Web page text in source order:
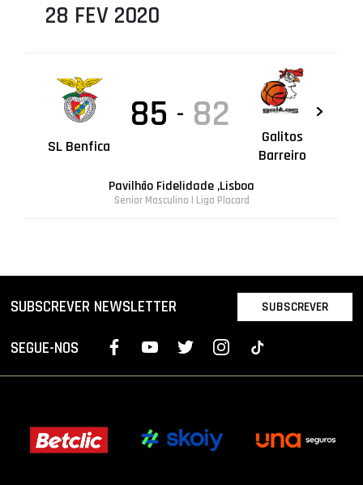
28 FEV 2020
SL Benfica
85 - 82
Galitos
Barreiro
Pavilhão Fidelidade ,Lisboa
Sénior Masculino | Liga Placard
SUBSCREVER NEWSLETTER SUBSCREVER
SEGUE-NOS